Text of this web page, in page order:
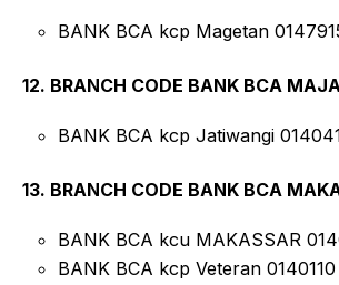
BANK BCA kcp Magetan
12. BRANCH CODE BANK BCA
BANK BCA kcp Jatiwangi
13. BRANCH CODE BANK BCA
BANK BCA kcu MAKASSAR
BANK BCA kcp Veteran 0140110